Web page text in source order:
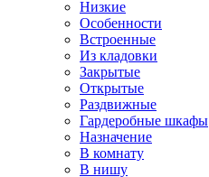
Низкие
Особенности
Встроенные
Из кладовки
Закрытые
Открытые
Раздвижные
Гардеробные шкафы
Назначение
В комнату
В нишу